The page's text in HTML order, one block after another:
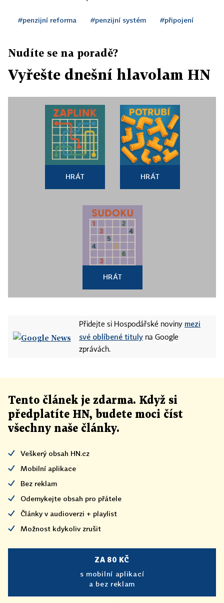
#penzijní reforma #penzijní systém #připojení
Nudíte se na poradě?
Vyřešte dnešní hlavolam HN
HRÁT HRÁT
HRÁT
Přidejte si Hospodářské noviny mezi
své oblíbené tituly na Google
zprávách.
Tento článek je zdarma. Když si
předplatíte HN, budete moci číst
všechny naše články.
Veškerý obsah HN.cz
Mobilní aplikace
Bez reklam
Odemykejte obsah pro přátele
Články v audioverzi + playlist
Možnost kdykoliv zrušit
ZA 80 KČ
s mobilní aplikací
a bez reklam